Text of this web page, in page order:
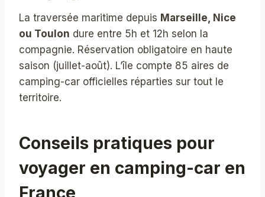
La traversée maritime depuis Marseille, Nice
ou Toulon dure entre 5h et 12h selon la
compagnie. Réservation obligatoire en haute
saison (juillet-août). L’île compte 85 aires de
camping-car officielles réparties sur tout le
territoire.
Conseils pratiques pour
voyager en camping-car en
France